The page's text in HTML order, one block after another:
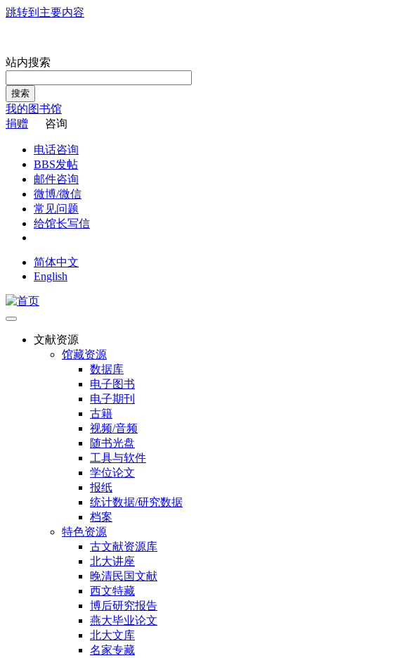
跳转到主要内容
站内搜索
搜索
我的图书馆
捐赠
咨询
电话咨询
BBS发帖
邮件咨询
微博/微信
常见问题
给馆长写信
简体中文
English
文献资源
馆藏资源
数据库
电子图书
电子期刊
古籍
视频/音频
随书光盘
工具与软件
学位论文
报纸
统计数据/研究数据
档案
特色资源
古文献资源库
北大讲座
晚清民国文献
西文特藏
博后研究报告
燕大毕业论文
北大文库
名家专藏